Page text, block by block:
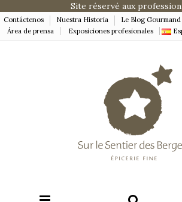
Site réservé aux
Contáctenos Nuestra Historia
Le Blog Gourmand
Área de prensa
Exposiciones profesionales